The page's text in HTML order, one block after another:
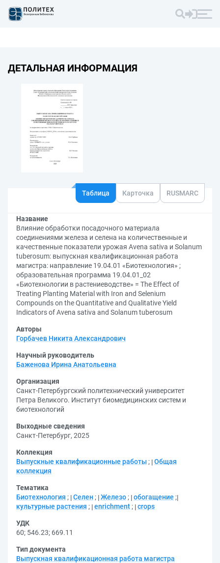
ДЕТАЛЬНАЯ ИНФОРМАЦИЯ
Таблица Карточка RUSMARC
Название
Влияние обработки посадочного материала
соединениями железа и селена на количественные и
качественные показатели урожая Аvena sativa и Solanum
tuberosum: выпускная квалификационная работа
магистра: направление 19.04.01 «Биотехнология» ;
образовательная программа 19.04.01_02
«Биотехнологии в растениеводстве» = The Effect of
Treating Planting Material with Iron and Selenium
Compounds on the Quantitative and Qualitative Yield
Indicators of Avena sativa and Solanum tuberosum
Авторы
Горбачев Никита Александрович
Научный руководитель
Баженова Ирина Анатольевна
Организация
Санкт-Петербургский политехнический университет
Петра Великого. Институт биомедицинских систем и
биотехнологий
Выходные сведения
Санкт-Петербург, 2025
Коллекция
Выпускные квалификационные работы ; Общая
коллекция
Тематика
Биотехнология ; Селен ; Железо ; обогащение ;
культурные растения ; enrichment ; crops
УДК
60; 546.23; 669.11
Тип документа
Выпускная квалификационная работа магистра